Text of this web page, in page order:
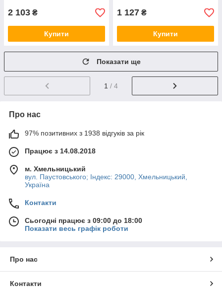
2 103 ₴
Купити
1 127 ₴
Купити
Показати ще
1 / 4
Про нас
97% позитивних з 1938 відгуків за рік
Працює з 14.08.2018
м. Хмельницький
вул. Паустовського; Індекс: 29000, Хмельницький,
Україна
Контакти
Сьогодні працює з 09:00 до 18:00
Показати весь графік роботи
Про нас
Контакти